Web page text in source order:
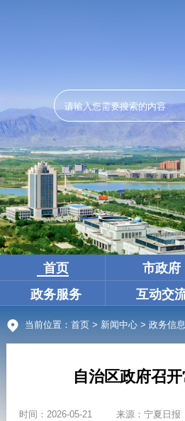
首页 市政府
政务服务
互动交
当前位置： 首页> 新闻中心> 政务信息
自治区政府召
时间： 2026-05-21 来源： 宁夏日报